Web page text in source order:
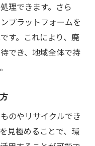
理できます。さら
プラットフォームを
す。これにより、廃
でき、地域全体で持
のやリサイクルでき
見極めることで、環